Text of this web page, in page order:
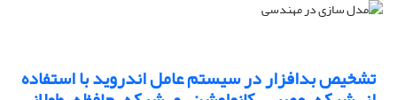
تشخیص بدافزار در سیستم عامل اندروید با استفاده